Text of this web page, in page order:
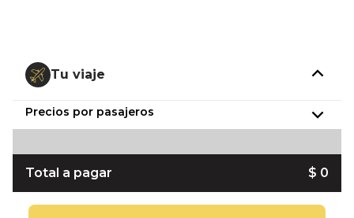
Tu viaje
Precios por pasajeros
Total a pagar $ 0